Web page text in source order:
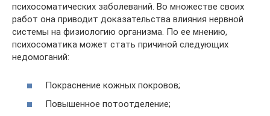
психосоматических заболеваний. Во множестве своих
работ она приводит доказательства влияния нервной
системы на физиологию организма. По ее мнению,
психосоматика может стать причиной следующих
недомоганий:
Покраснение кожных покровов;
Повышенное потоотделение;